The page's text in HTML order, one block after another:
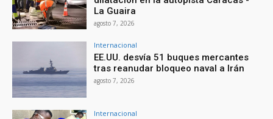
La Guaira
agosto 7, 2026
Internacional
EE.UU. desvía 51 buques mercantes
tras reanudar bloqueo naval a Irán
agosto 7, 2026
Internacional